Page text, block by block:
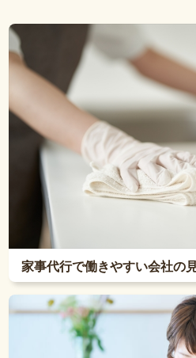
家事代行で働きやすい会社の